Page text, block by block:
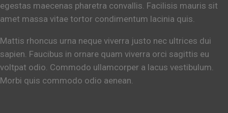
egestas maecenas pharetra convallis. Facilisis mauris sit
amet massa vitae tortor condimentum lacinia quis.
Mattis rhoncus urna neque viverra justo nec ultrices dui
sapien. Faucibus in ornare quam viverra orci sagittis eu
voltpat odio. Commodo ullamcorper a lacus vestibulum.
Morbi quis commodo odio aenean.